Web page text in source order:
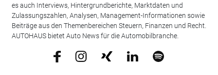
es auch Interviews, Hintergrundberichte, Marktdaten und
Zulassungszahlen, Analysen, Management-Informationen sowie
Beiträge aus den Themenbereichen Steuern, Finanzen und Recht.
AUTOHAUS bietet Auto News für die Automobilbranche.